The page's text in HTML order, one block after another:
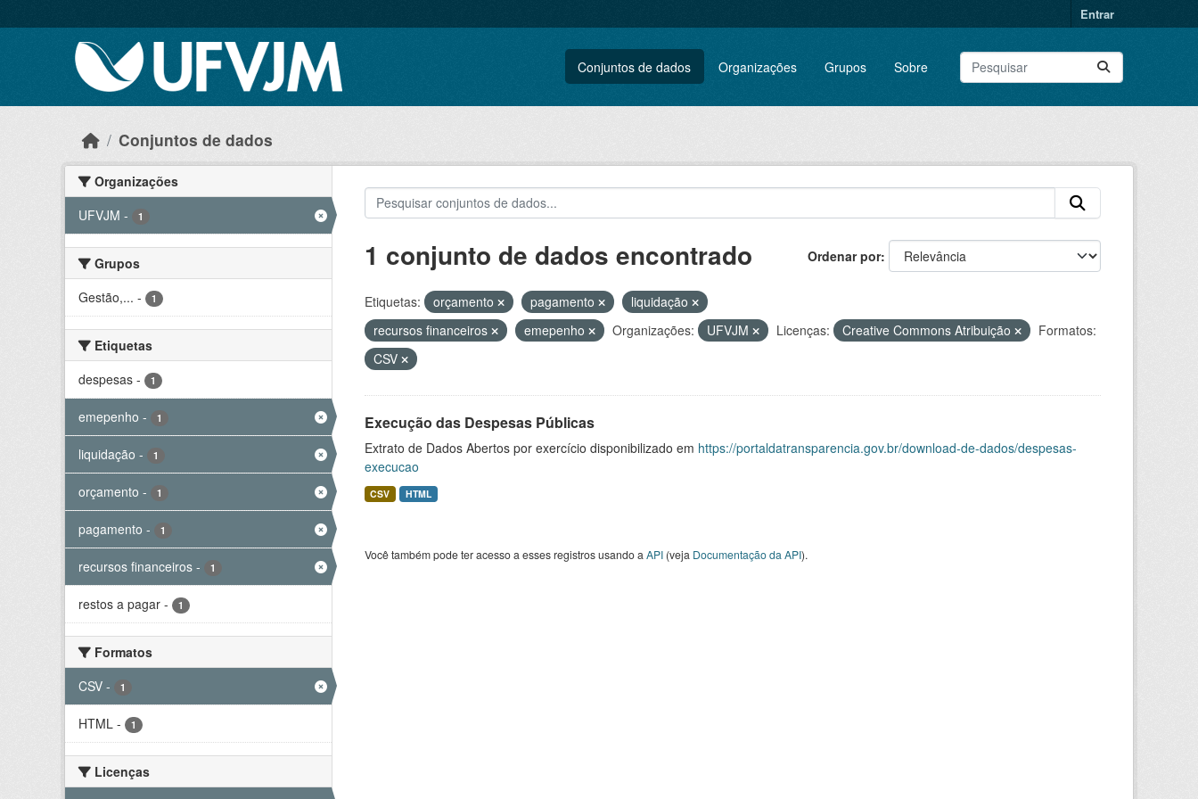
Entrar
Conjuntos de dados Organizações Grupos Sobre
Conjuntos de dados
Organizações
UFVJM - 1
Grupos
Gestão,... - 1
Etiquetas
despesas - 1
emepenho - 1
liquidação - 1
orçamento - 1
pagamento - 1
recursos financeiros - 1
restos a pagar - 1
Formatos
CSV - 1
HTML - 1
Licenças
Ordenar por
1 conjunto de dados encontrado
Etiquetas: orçamento pagamento
liquidação
recursos financeiros
emepenho Organizações: UFVJM Licenças: Creative Commons Atribuição
Formatos:
CSV
Execução das Despesas Públicas
Extrato de Dados Abertos por exercício disponibilizado em https://portaldatransparencia.gov.br/download-de-dados/despesas-
execucao
CSV HTML
Você também pode ter acesso a esses registros usando a API(veja Documentação da API).